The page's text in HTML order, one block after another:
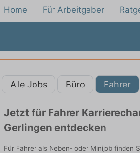
Home Für Arbeitgeber
Alle Jobs Büro Fahrer
Jetzt für Fahrer
Gerlingen entdecken
Für Fahrer als Neben- oder Minijob finden